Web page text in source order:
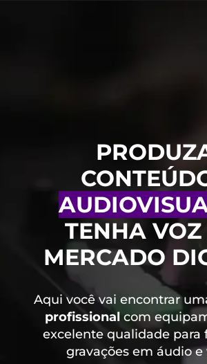
TENHA VOZ
MERCADO
Aqui você vai encontrar
profissional com
excelente qualidade para
gravações em áudio e